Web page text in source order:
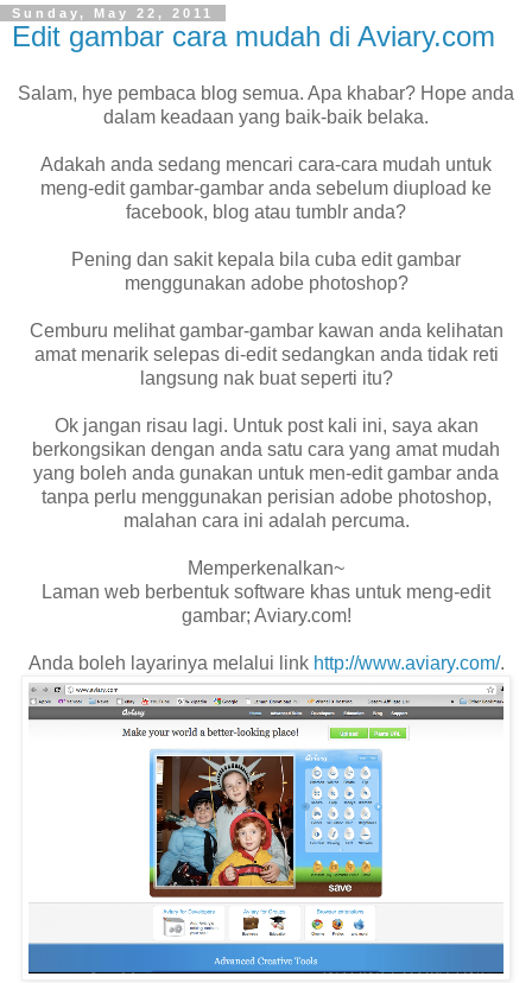
Sunday, May 22, 2011
Edit gambar cara mudah di Aviary.com
Salam, hye pembaca blog semua. Apa khabar? Hope anda
dalam keadaan yang baik-baik belaka.
Adakah anda sedang mencari cara-cara mudah untuk
meng-edit gambar-gambar anda sebelum diupload ke
facebook, blog atau tumblr anda?
Pening dan sakit kepala bila cuba edit gambar
menggunakan adobe photoshop?
Cemburu melihat gambar-gambar kawan anda kelihatan
amat menarik selepas di-edit sedangkan anda tidak reti
langsung nak buat seperti itu?
Ok jangan risau lagi. Untuk post kali ini, saya akan
berkongsikan dengan anda satu cara yang amat mudah
yang boleh anda gunakan untuk men-edit gambar anda
tanpa perlu menggunakan perisian adobe photoshop,
malahan cara ini adalah percuma.
Memperkenalkan~
Laman web berbentuk software khas untuk meng-edit
gambar; Aviary.com!
Anda boleh layarinya melalui link http://www.aviary.com/.